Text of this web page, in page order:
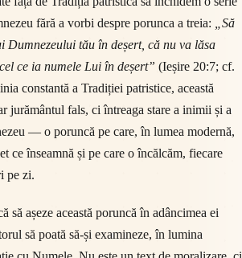
fără a vorbi despre porunca a treia:
„Să
Dumnezeului tău în deșert, că nu va lăsa
ce ia numele Lui în deșert” (Ieșire 20:7; cf.
constantă a Tradiției patristice, această
jurământul fals, ci întreaga stare a inimii și a
— o poruncă pe care, în lumea modernă,
ce înseamnă și pe care o încălcăm, fiecare
pe zi.
să așeze această poruncă în adâncimea ei
să poată să-și examineze, în lumina